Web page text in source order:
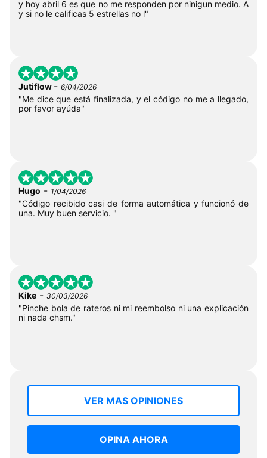
y hoy abril 6 es que no me responden por ninigun medio. A
y si no le calificas 5 estrellas no l"
Jutiflow - 6/04/2026
"Me dice que está finalizada, y el código no me a llegado,
por favor ayúda"
Hugo - 1/04/2026
"Código recibido casi de forma automática y funcionó de
una. Muy buen servicio. "
Kike - 30/03/2026
"Pinche bola de rateros ni mi reembolso ni una explicación
ni nada chsm."
VER MAS OPINIONES
OPINA AHORA